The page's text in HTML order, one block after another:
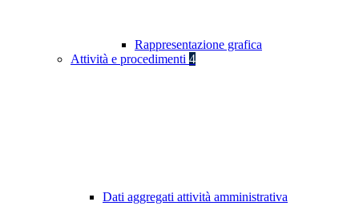
Rappresentazione grafica
Attività e procedimenti 4
Dati aggregati attività amministrativa